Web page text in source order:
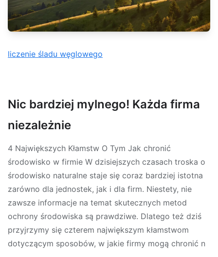
liczenie śladu węglowego
Nic bardziej mylnego! Każda firma
niezależnie
4 Największych Kłamstw O Tym Jak chronić
środowisko w firmie W dzisiejszych czasach troska o
środowisko naturalne staje się coraz bardziej istotna
zarówno dla jednostek, jak i dla firm. Niestety, nie
zawsze informacje na temat skutecznych metod
ochrony środowiska są prawdziwe. Dlatego też dziś
przyjrzymy się czterem największym kłamstwom
dotyczącym sposobów, w jakie firmy mogą chronić n